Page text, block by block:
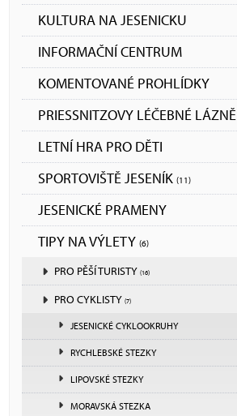
KULTURA NA JESENICKU
INFORMAČNÍ CENTRUM
KOMENTOVANÉ PROHLÍDKY
PRIESSNITZOVY LÉČEBNÉ LÁZNĚ
LETNÍ HRA PRO DĚTI
SPORTOVIŠTĚ JESENÍK (11)
JESENICKÉ PRAMENY
TIPY NA VÝLETY (6)
PRO PĚŠÍ TURISTY (16)
PRO CYKLISTY (7)
JESENICKÉ CYKLOOKRUHY
RYCHLEBSKÉ STEZKY
LIPOVSKÉ STEZKY
MORAVSKÁ STEZKA